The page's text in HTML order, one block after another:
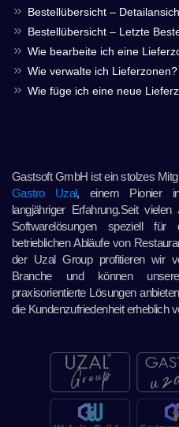
Bestellübersicht –
Bestellübersicht – Letzte
Wie bearbeite ich eine
Wie verwalte ich Lieferzonen?
Wie füge ich eine neue
Gastsoft GmbH ist ein stolzes
Gastro Uzal, einem Pionier
langjähriger Erfahrung.Seit
Softwarelösungen speziell
betrieblichen Abläufe von
der Uzal Group profitieren wir
Branche und können
praxisorientierte Lösungen
die Kundenzufriedenheit erheblich